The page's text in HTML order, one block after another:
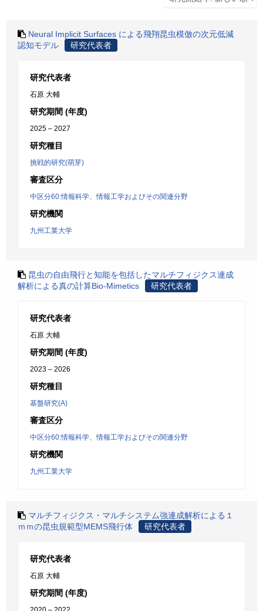
Neural Implicit Surfaces による飛翔昆虫模倣の次元低減
認知モデル
研究代表者
研究代表者
石原 大輔
研究期間 (年度)
2025 – 2027
研究種目
挑戦的研究(萌芽)
審査区分
中区分60:情報科学、情報工学およびその関連分野
研究機関
九州工業大学
昆虫の自由飛行と知能を包括したマルチフィジクス連成
解析による真の計算Bio-Mimetics
研究代表者
研究代表者
石原 大輔
研究期間 (年度)
2023 – 2026
研究種目
基盤研究(A)
審査区分
中区分60:情報科学、情報工学およびその関連分野
研究機関
九州工業大学
マルチフィジクス・マルチシステム強連成解析による１
ｍｍの昆虫規範型MEMS飛行体
研究代表者
研究代表者
石原 大輔
研究期間 (年度)